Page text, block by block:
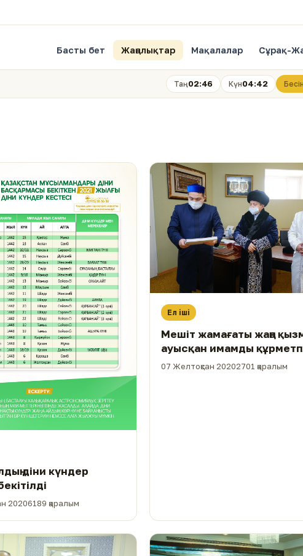
Басты бет Жаңалықтар Мақалалар Сұрақ-
Таң02:46 Күн04:42 Бесін
діни күндер
20206189 қаралым
Ел іші
Мешіт жамағаты жаңа
ауысқан имамды
шығарып салды (ФОТО)
07 Желтоқсан 20202701 қаралым